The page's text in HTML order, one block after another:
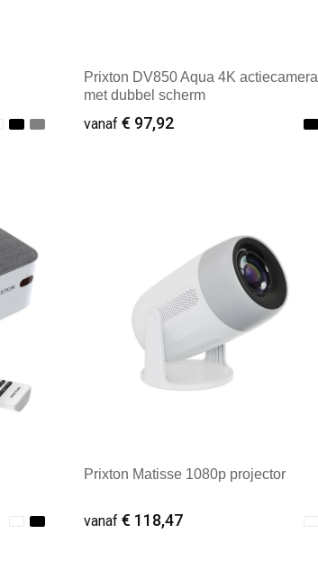
Prixton DV850 Aqua 4K actiecamera
met dubbel scherm
vanaf€ 97,92
Prixton Matisse 1080p projector
vanaf€ 118,47